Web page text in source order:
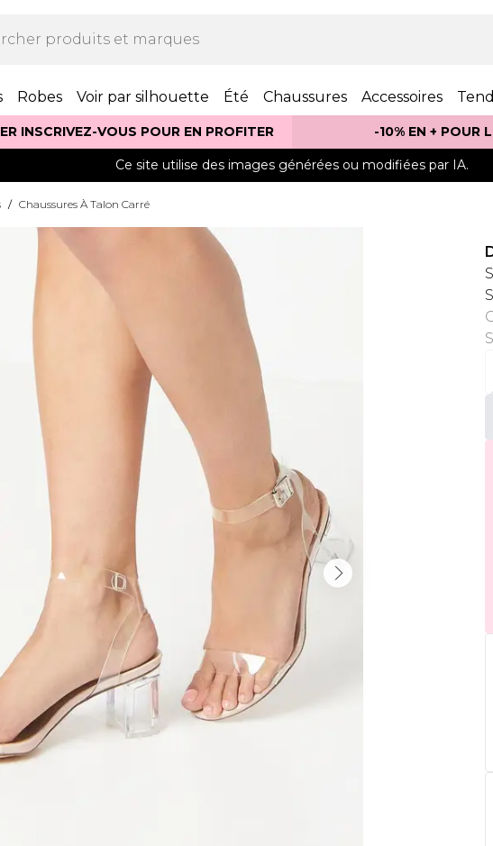
Robes Voir par silhouette Été Chaussures Accessoires
INSCRIVEZ-VOUS POUR EN PROFITER -10% EN + POUR
Ce site utilise des images générées ou modifiées par IA.
/ Chaussures À Talon Carré